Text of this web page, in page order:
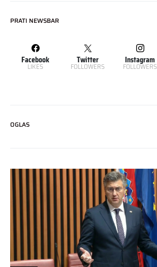
PRATI NEWSBAR
Facebook
LIKES
Twitter
FOLLOWERS
Instagram
FOLLOWERS
OGLAS